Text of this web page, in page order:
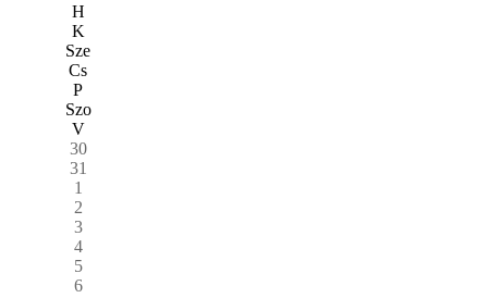
H
K
Sze
Cs
P
Szo
V
30
31
1
2
3
4
5
6